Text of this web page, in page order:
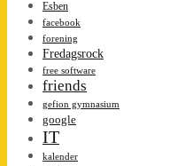
Esben
facebook
forening
Fredagsrock
free software
friends
gefion gymnasium
google
IT
kalender